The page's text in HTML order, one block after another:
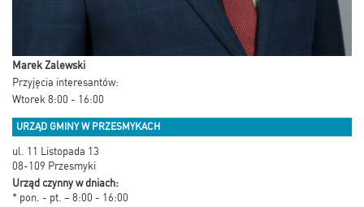
Marek Zalewski
Przyjęcia interesantów:
Wtorek 8:00 - 16:00
URZĄD GMINY W PRZESMYKACH
ul. 11 Listopada 13
08-109 Przesmyki
Urząd czynny w dniach:
* pon. - pt. – 8:00 - 16:00